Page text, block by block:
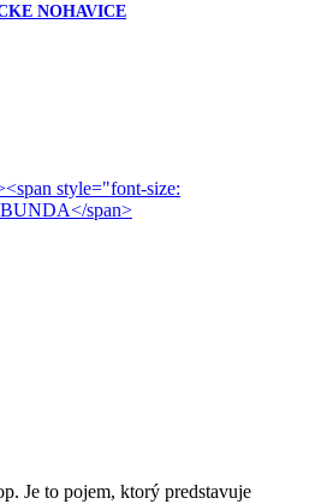
NOHAVICE
Je to pojem, ktorý predstavuje